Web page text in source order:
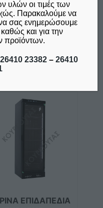
through
€2.860,00
Επιλογή
ΕΠΙΔΑΠΕΔΙΑ
υλών οι τιμές των
Παρακαλούμε να
να σας ενημερώσουμε
καθώς και για την
προϊόντων.
26410 23382 – 26410